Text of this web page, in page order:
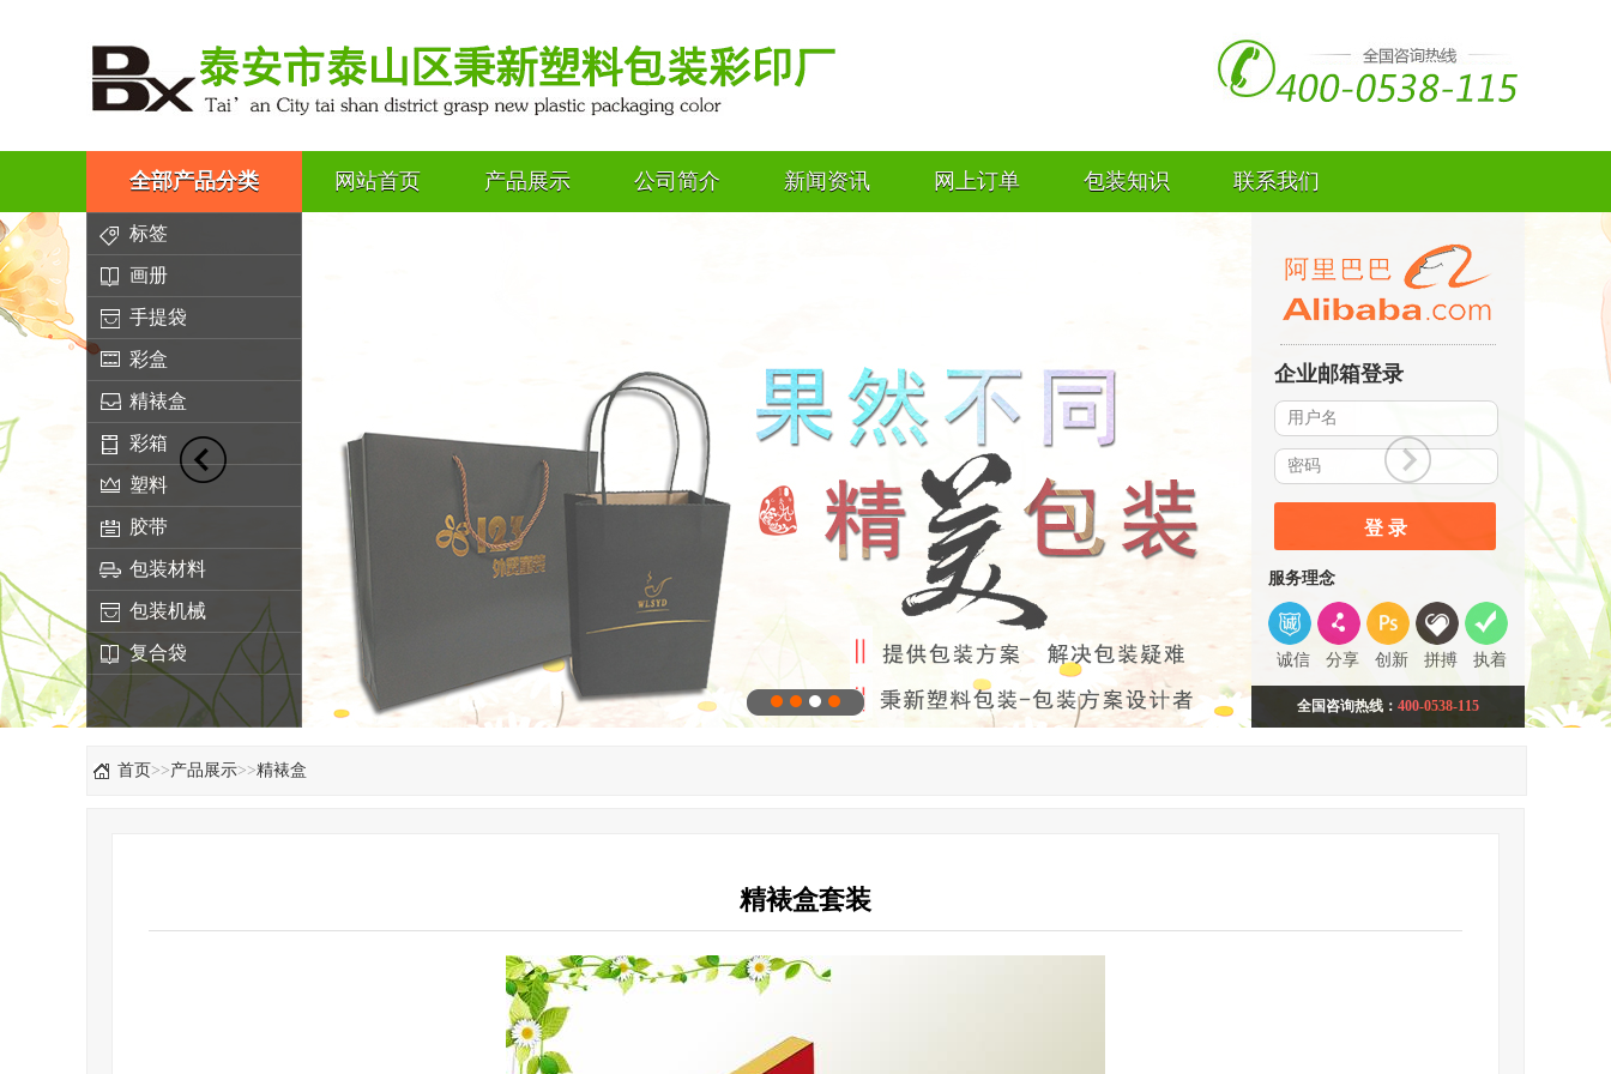
全部产品分类 网站首页 产品展示 公司简介 新闻资讯 网上订单 包装知识 联系我们
标签
画册
手提袋
彩盒
精裱盒
彩箱
塑料
胶带
包装材料
包装机械
复合袋
企业邮箱登录
登 录
服务理念
诚信 分享 创新 拼搏 执着
全国咨询热线： 400-0538-115
首页>>产品展示>>精裱盒
精裱盒套装